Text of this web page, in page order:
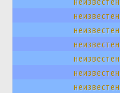
неизвестен
неизвестен
неизвестен
неизвестен
неизвестен
неизвестен